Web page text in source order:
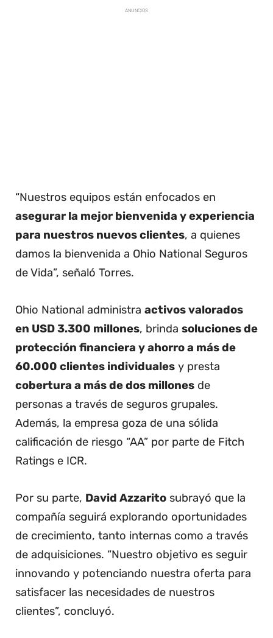
ANUNCIOS
“Nuestros equipos están enfocados en
asegurar la mejor bienvenida y experiencia
para nuestros nuevos clientes, a quienes
damos la bienvenida a Ohio National Seguros
de Vida”, señaló Torres.
Ohio National administra activos valorados
en USD 3.300 millones, brinda soluciones de
protección financiera y ahorro a más de
60.000 clientes individuales y presta
cobertura a más de dos millones de
personas a través de seguros grupales.
Además, la empresa goza de una sólida
calificación de riesgo “AA” por parte de Fitch
Ratings e ICR.
Por su parte, David Azzarito subrayó que la
compañía seguirá explorando oportunidades
de crecimiento, tanto internas como a través
de adquisiciones. “Nuestro objetivo es seguir
innovando y potenciando nuestra oferta para
satisfacer las necesidades de nuestros
clientes”, concluyó.